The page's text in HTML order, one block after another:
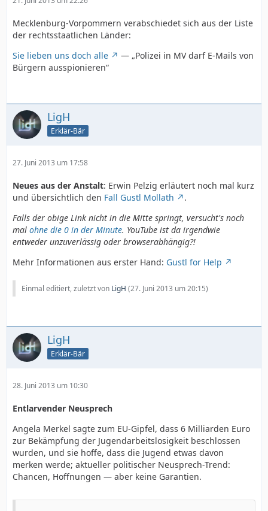
Mecklenburg-Vorpommern verabschiedet sich aus der Liste
der rechtsstaatlichen Länder:
Sie lieben uns doch alle
— „Polizei in MV darf E-Mails von
Bürgern ausspionieren“
LigH
Erklär-Bär
27. Juni 2013 um 17:58
Neues aus der Anstalt: Erwin Pelzig erläutert noch mal kurz
und übersichtlich den Fall Gustl Mollath
.
Falls der obige Link nicht in die Mitte springt, versucht's noch
mal ohne die 0 in der Minute. YouTube ist da irgendwie
entweder unzuverlässig oder browserabhängig?!
Mehr Informationen aus erster Hand: Gustl for Help
Einmal editiert, zuletzt von LigH (27. Juni 2013 um 20:15)
LigH
Erklär-Bär
28. Juni 2013 um 10:30
Entlarvender Neusprech
Angela Merkel sagte zum EU-Gipfel, dass 6 Milliarden Euro
zur Bekämpfung der Jugendarbeitslosigkeit beschlossen
wurden, und sie hoffe, dass die Jugend etwas davon
merken werde; aktueller politischer Neusprech-Trend:
Chancen, Hoffnungen — aber keine Garantien.